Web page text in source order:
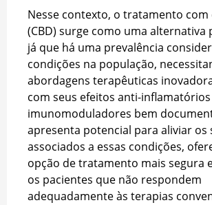
Nesse contexto, o tratamento com
(CBD) surge como uma alternativa
já que há uma prevalência
condições na população,
abordagens terapêuticas
com seus efeitos anti-
imunomoduladores bem
apresenta potencial para aliviar os
associados a essas condições,
opção de tratamento mais segura
os pacientes que não respondem
adequadamente às terapias